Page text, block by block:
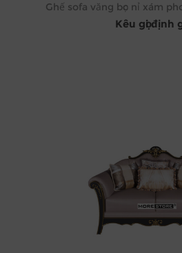
Ghế sofa văng bọc nỉ xám
Kêu gọi định